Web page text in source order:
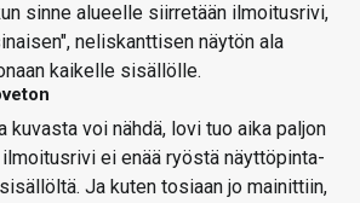
sinne alueelle siirretään ilmoitusrivi,
neliskanttisen näytön ala
kaikelle sisällölle.
kuvasta voi nähdä, lovi tuo aika paljon
ei enää ryöstä näyttöpinta-
Ja kuten tosiaan jo mainittiin,